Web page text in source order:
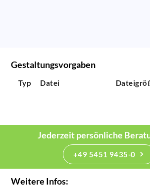
Gestaltungsvorgaben
Typ Datei
Jederzeit persönliche
+49 5451 9435-0
Weitere Infos: